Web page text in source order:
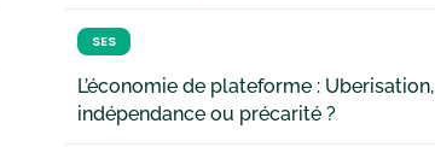
SES
L’économie de plateforme : Uberisation,
indépendance ou précarité ?